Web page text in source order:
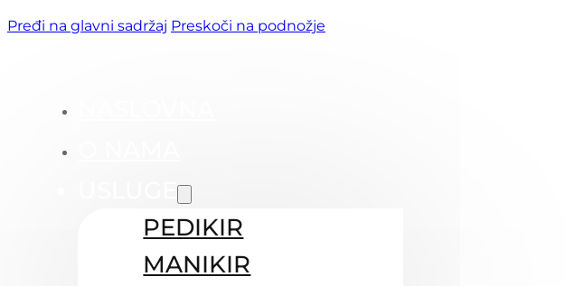
Pređi na glavni sadržaj Preskoči na podnožje
USLUGE
PEDIKIR
MANIKIR